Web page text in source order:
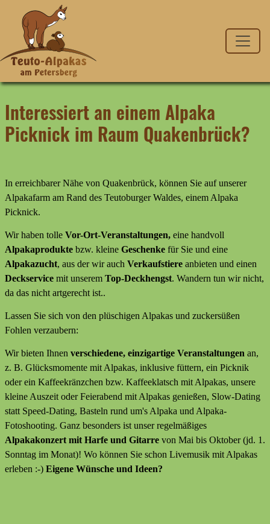
Interessiert an einem Alpaka
Picknick im Raum Quakenbrück?
In erreichbarer Nähe von Quakenbrück, können Sie auf unserer
Alpakafarm am Rand des Teutoburger Waldes, einem Alpaka
Picknick.
Wir haben tolle Vor-Ort-Veranstaltungen, eine handvoll
Alpakaprodukte bzw. kleine Geschenke für Sie und eine
Alpakazucht, aus der wir auch Verkaufstiere anbieten und einen
Deckservice mit unserem Top-Deckhengst. Wandern tun wir nicht,
da das nicht artgerecht ist..
Lassen Sie sich von den plüschigen Alpakas und zuckersüßen
Fohlen verzaubern:
Wir bieten Ihnen verschiedene, einzigartige Veranstaltungen an,
z. B. Glücksmomente mit Alpakas, inklusive füttern, ein Picknik
oder ein Kaffeekränzchen bzw. Kaffeeklatsch mit Alpakas, unsere
kleine Auszeit oder Feierabend mit Alpakas genießen, Slow-Dating
statt Speed-Dating, Basteln rund um's Alpaka und Alpaka-
Fotoshooting. Ganz besonders ist unser regelmäßiges
Alpakakonzert mit Harfe und Gitarre von Mai bis Oktober (jd. 1.
Sonntag im Monat)! Wo können Sie schon Livemusik mit Alpakas
erleben :-) Eigene Wünsche und Ideen?